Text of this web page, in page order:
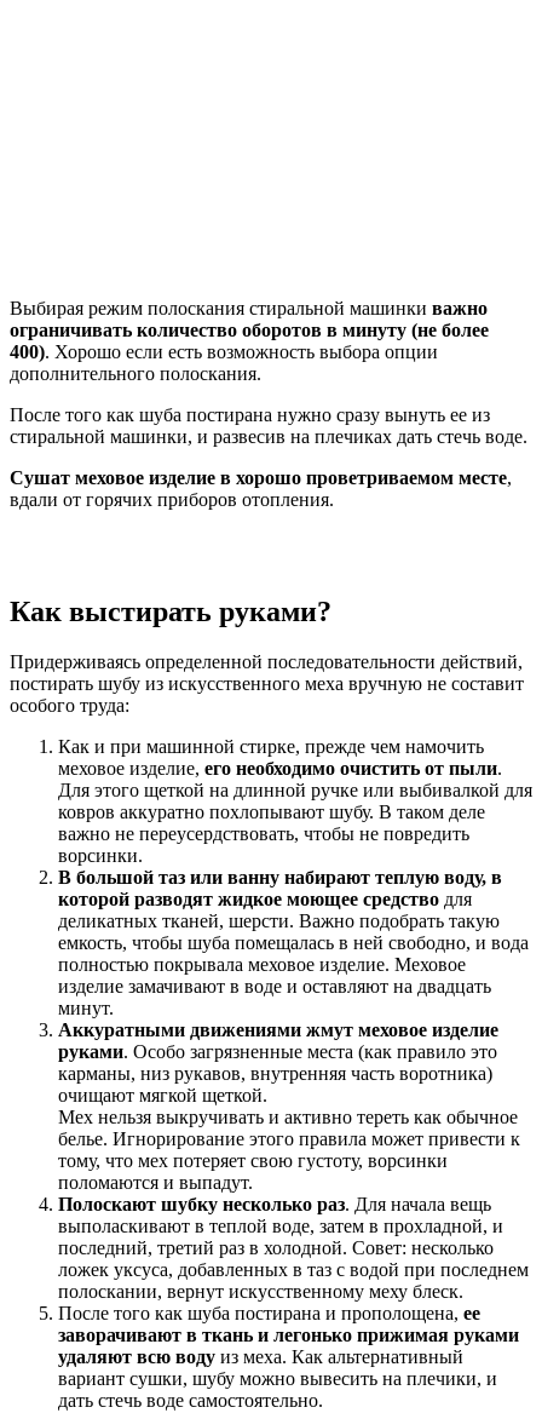
Выбирая режим полоскания стиральной машинки важно
ограничивать количество оборотов в минуту (не более
400). Хорошо если есть возможность выбора опции
дополнительного полоскания.
После того как шуба постирана нужно сразу вынуть ее из
стиральной машинки, и развесив на плечиках дать стечь воде.
Сушат меховое изделие в хорошо проветриваемом месте,
вдали от горячих приборов отопления.
Как выстирать руками?
Придерживаясь определенной последовательности действий,
постирать шубу из искусственного меха вручную не составит
особого труда:
Как и при машинной стирке, прежде чем намочить
меховое изделие, его необходимо очистить от пыли.
Для этого щеткой на длинной ручке или выбивалкой для
ковров аккуратно похлопывают шубу. В таком деле
важно не переусердствовать, чтобы не повредить
ворсинки.
В большой таз или ванну набирают теплую воду, в
которой разводят жидкое моющее средство для
деликатных тканей, шерсти. Важно подобрать такую
емкость, чтобы шуба помещалась в ней свободно, и вода
полностью покрывала меховое изделие. Меховое
изделие замачивают в воде и оставляют на двадцать
минут.
Аккуратными движениями жмут меховое изделие
руками. Особо загрязненные места (как правило это
карманы, низ рукавов, внутренняя часть воротника)
очищают мягкой щеткой.
Мех нельзя выкручивать и активно тереть как обычное
белье. Игнорирование этого правила может привести к
тому, что мех потеряет свою густоту, ворсинки
поломаются и выпадут.
Полоскают шубку несколько раз. Для начала вещь
выполаскивают в теплой воде, затем в прохладной, и
последний, третий раз в холодной. Совет: несколько
ложек уксуса, добавленных в таз с водой при последнем
полоскании, вернут искусственному меху блеск.
После того как шуба постирана и прополощена, ее
заворачивают в ткань и легонько прижимая руками
удаляют всю воду из меха. Как альтернативный
вариант сушки, шубу можно вывесить на плечики, и
дать стечь воде самостоятельно.